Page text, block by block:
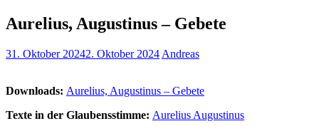
Aurelius, Augustinus – Gebete
31. Oktober 20242. Oktober 2024 Andreas
Downloads: Aurelius, Augustinus – Gebete
Texte in der Glaubensstimme: Aurelius Augustinus